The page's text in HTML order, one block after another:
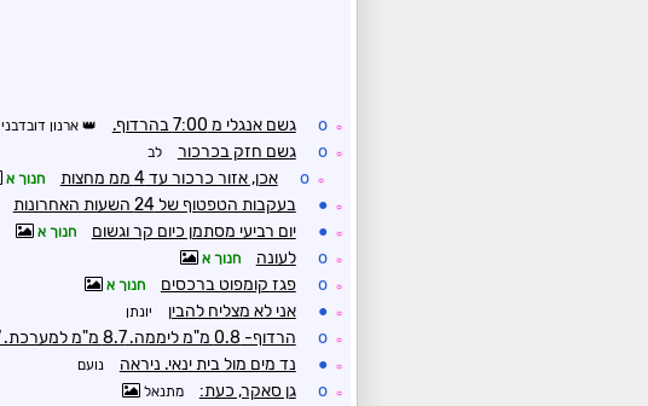
☼
o גשם אנגלי מ 7:00 בהרדוף. ארנון דובדבני
☼
o גשם חזק בכרכור לב
☼
o אכן, אזור כרכור עד 4 ממ מחצות חנוך א
☼
● בעקבות הטפטוף של 24 השעות האחרונות
☼
● יום רביעי מסתמן כיום קר וגשום חנוך א
☼
o לעונה חנוך א
☼
o פגז קומפוט ברכסים חנוך א
☼
● אני לא מצליח להבין יונתן
☼
o הרדוף- 0.8 מ"מ ליממה. 8.7 מ"מ למערכת. 48.7 מ"מ לעונה.
☼
● נד מים מול בית ינאי. ניראה נועם
☼
o גן סאקר, כעת: מתנאל